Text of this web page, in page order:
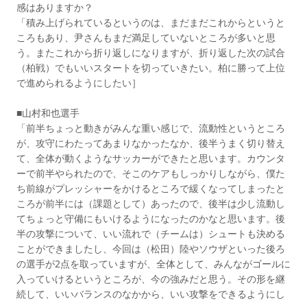
感はありますか？
「積み上げられているというのは、まだまだこれからというと
ころもあり、尹さんもまだ満足していないところが多いと思
う。またこれから折り返しになりますが、折り返した次の試合
（柏戦）でもいいスタートを切っていきたい。柏に勝って上位
で進められるようにしたい］
■山村和也選手
「前半ちょっと動きがみんな重い感じで、流動性というところ
が、攻守にわたってあまりなかったなか、後半うまく切り替え
て、全体が動くようなサッカーができたと思います。カウンタ
ーで前半やられたので、そこのケアもしっかりしながら、僕た
ち前線がプレッシャーをかけるところで緩くなってしまったと
ころが前半には（課題として）あったので、後半は少し流動し
てちょっと守備にもいけるようになったのかなと思います。後
半の攻撃について、いい流れで（チームは）シュートも決める
ことができましたし、今回は（松田）陸やソウザといった後ろ
の選手が2点を取っていますが、全体として、みんながゴールに
入っていけるというところが、今の強みだと思う。その形を継
続して、いいバランスのなかから、いい攻撃をできるようにし